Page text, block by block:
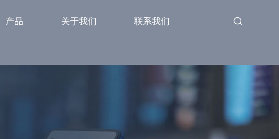
产品 关于我们 联系我们